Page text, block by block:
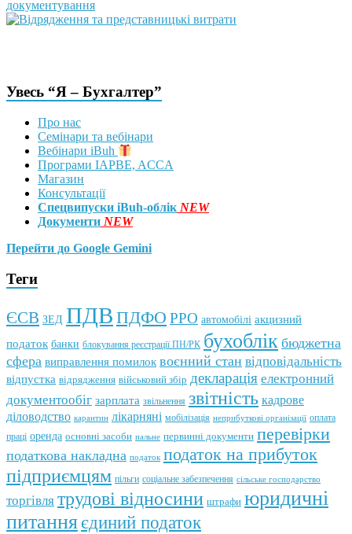
Увесь “Я – Бухгалтер”
Про нас
Семінари та вебінари
Вебінари iBuh
Програми IAPBE, ACCA
Магазин
Консультації
Спецвипуски iBuh-облік NEW
Документи NEW
Перейти до Google Gemini
Теги
ЄСВ ЗЕД ПДВ ПДФО РРО автомобілі акцизний
податок банки блокування реєстрації ПН/РК бухоблік бюджетна
сфера виправлення помилок воєнний стан відповідальність
відпустка відрядження військовий збір декларація електронний
документообіг зарплата звільнення звітність кадрове
діловодство карантин лікарняні мобілізація неприбуткові організації оплата
праці оренда основні засоби пальне первинні документи перевірки
податкова накладна податок податок на прибуток
підприємцям пільги соціальне забезпечення сільське господарство
торгівля трудові відносини штрафи юридичні
питанняєдиний податок